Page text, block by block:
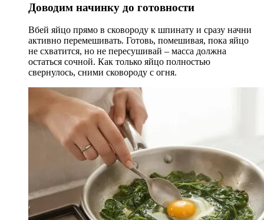
Доводим начинку до готовности
Вбей яйцо прямо в сковороду к шпинату и сразу начни
активно перемешивать. Готовь, помешивая, пока яйцо
не схватится, но не пересушивай – масса должна
остаться сочной. Как только яйцо полностью
свернулось, сними сковороду с огня.